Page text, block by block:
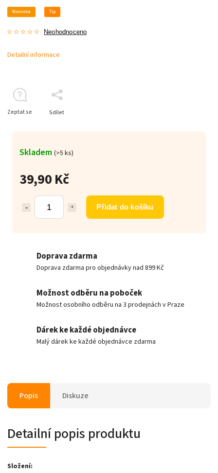
Novinka Tip
Neohodnoceno
39,90 Kč
Přidat do košíku
Skladem (>5 ks)
Detailní informace
Zeptat se Sdílet
Doprava zdarma
Doprava zdarma pro objednávky nad 899 Kč
Možnost odběru na poboček
Možnost osobního odběru na 3 prodejnách v Praze
Dárek ke každé objednávce
Malý dárek ke každé objednávce zdarma
Popis Diskuze
Detailní popis produktu
Složení: